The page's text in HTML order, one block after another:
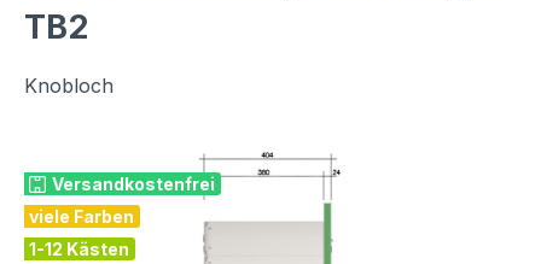
TB2
Knobloch
Versandkostenfrei
viele Farben
1-12 Kästen